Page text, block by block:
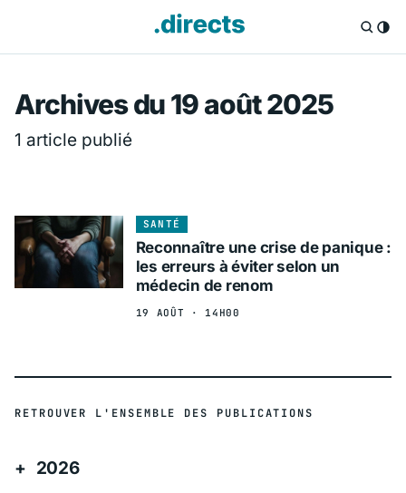
Directs.fr —
Archives du 19 août 2025
1 article publié
SANTÉ
Reconnaître une crise de panique :
les erreurs à éviter selon un
médecin de renom
19 AOÛT · 14H00
RETROUVER L'ENSEMBLE DES PUBLICATIONS
2026